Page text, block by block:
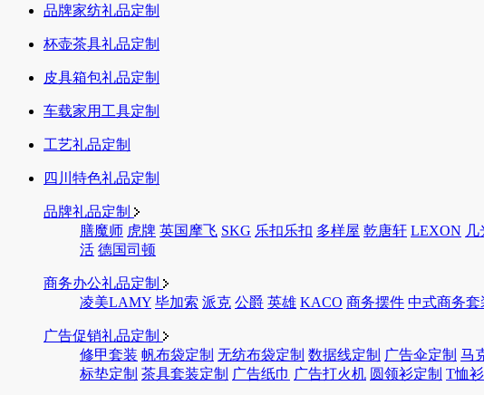
品牌家纺礼品定制
杯壶茶具礼品定制
皮具箱包礼品定制
车载家用工具定制
工艺礼品定制
四川特色礼品定制
品牌礼品定制
膳魔师 虎牌 英国摩飞 SKG 乐扣乐扣 多样屋 乾唐轩 LEXON 几
活 德国司顿
商务办公礼品定制
凌美LAMY 毕加索 派克 公爵 英雄 KACO 商务摆件 中式商务套
广告促销礼品定制
修甲套装 帆布袋定制 无纺布袋定制 数据线定制 广告伞定制 马
标垫定制 茶具套装定制 广告纸巾 广告打火机 圆领衫定制 T恤